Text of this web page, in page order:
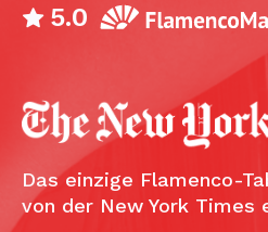
5.0
Das einzige Flamenco-
von der New York Times